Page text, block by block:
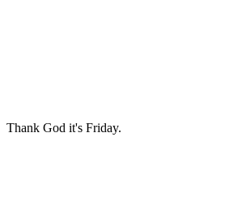
Thank God it's Friday.